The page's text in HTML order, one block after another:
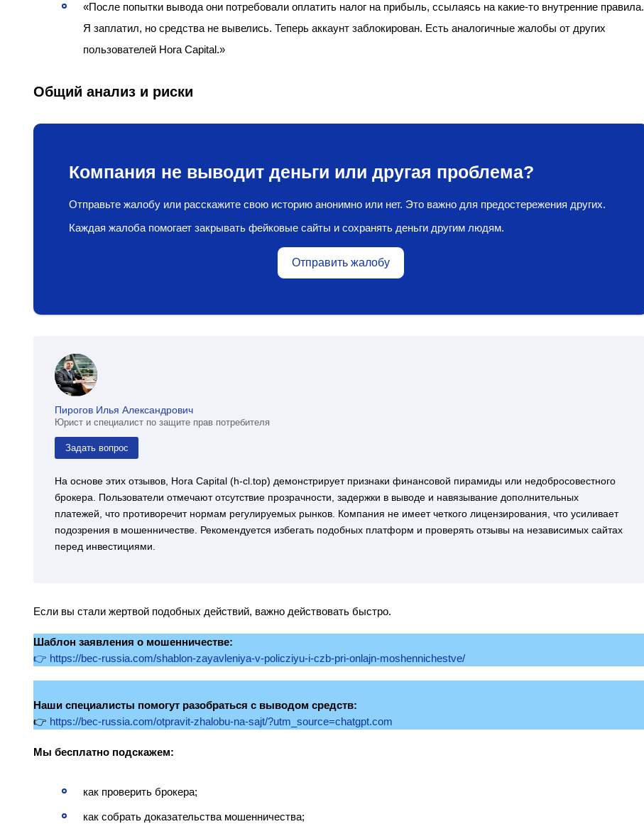
«После попытки вывода они потребовали оплатить налог на прибыль, ссылаясь на какие-то внутренние правила.
Я заплатил, но средства не вывелись. Теперь аккаунт заблокирован. Есть аналогичные жалобы от других
пользователей Hora Capital.»
Общий анализ и риски
Компания не выводит деньги или другая проблема?
Отправьте жалобу или расскажите свою историю анонимно или нет. Это важно для предостережения других.
Каждая жалоба помогает закрывать фейковые сайты и сохранять деньги другим людям.
Отправить жалобу
Пирогов Илья Александрович
Юрист и специалист по защите прав потребителя
Задать вопрос
На основе этих отзывов, Hora Capital (h-cl.top) демонстрирует признаки финансовой пирамиды или недобросовестного
брокера. Пользователи отмечают отсутствие прозрачности, задержки в выводе и навязывание дополнительных
платежей, что противоречит нормам регулируемых рынков. Компания не имеет четкого лицензирования, что усиливает
подозрения в мошенничестве. Рекомендуется избегать подобных платформ и проверять отзывы на независимых сайтах
перед инвестициями.
Если вы стали жертвой подобных действий, важно действовать быстро.
Шаблон заявления о мошенничестве:
👉 https://bec-russia.com/shablon-zayavleniya-v-policziyu-i-czb-pri-onlajn-moshennichestve/
Наши специалисты помогут разобраться с выводом средств:
👉 https://bec-russia.com/otpravit-zhalobu-na-sajt/?utm_source=chatgpt.com
Мы бесплатно подскажем:
как проверить брокера;
как собрать доказательства мошенничества;